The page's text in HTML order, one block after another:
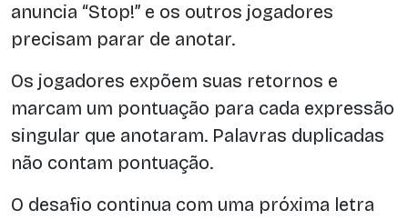
anuncia “Stop!” e os outros jogadores
precisam parar de anotar.
Os jogadores expõem suas retornos e
marcam um pontuação para cada expressão
singular que anotaram. Palavras duplicadas
não contam pontuação.
O desafio continua com uma próxima letra